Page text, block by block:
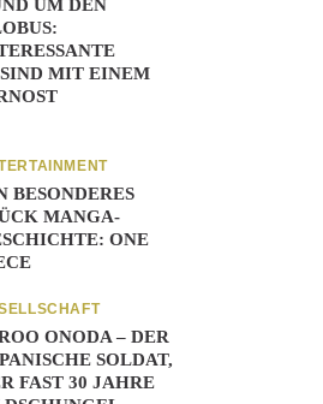
UM DEN
MIT EINEM
BESONDERES
MANGA-
ONE
ONODA – DER
SOLDAT,
FAST 30 JAHRE